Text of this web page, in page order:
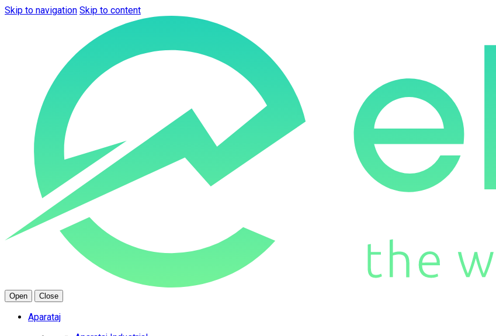
Skip to navigation Skip to content
Open Close
Aparataj